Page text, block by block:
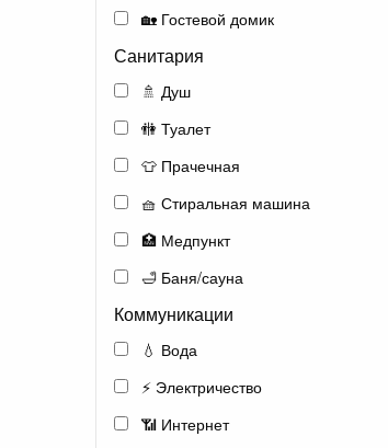
🏡 Гостевой домик
Санитария
🚿 Душ
🚻 Туалет
👕 Прачечная
🧺 Стиральная машина
🏥 Медпункт
🛁 Баня/сауна
Коммуникации
💧 Вода
⚡ Электричество
📶 Интернет